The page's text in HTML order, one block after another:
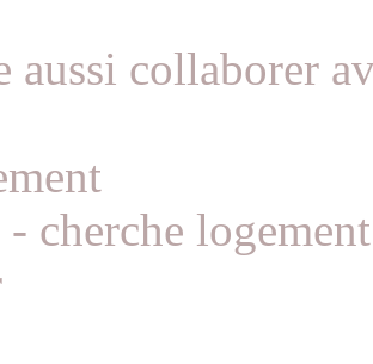
aussi collaborer
- cherche